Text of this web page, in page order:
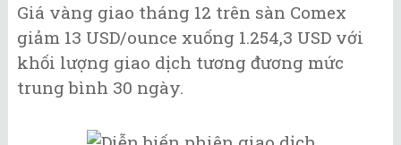
Giá vàng giao tháng 12 trên sàn Comex
giảm 13 USD/ounce xuống 1.254,3 USD với
khối lượng giao dịch tương đương mức
trung bình 30 ngày.